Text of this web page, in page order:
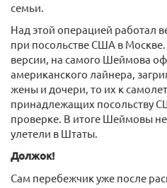
семьи.
Над этой операцией работал
при посольстве США в
версии, на самого Шеймова
американского лайнера,
жены и дочери, то их к
принадлежащих посольству
проверке. В итоге Шеймовы
улетели в Штаты.
Должок!
Сам перебежчик уже после